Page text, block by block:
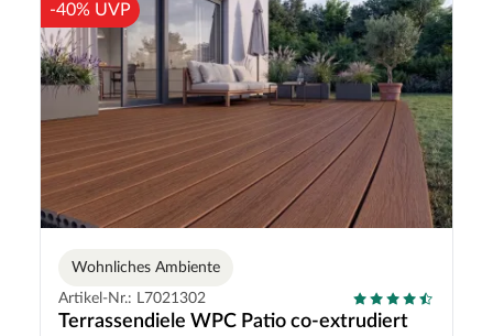
-40% UVP
Wohnliches Ambiente
Artikel-Nr.: L7021302
Terrassendiele WPC Patio co-extrudiert